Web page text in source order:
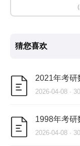
猜您喜欢
2021年考
2026-04-08 ·
1998年考
2026-04-08 ·